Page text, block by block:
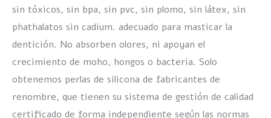
sin tóxicos, sin bpa, sin pvc, sin plomo, sin látex, sin
phathalatos sin cadium. adecuado para masticar la
dentición. No absorben olores, ni apoyan el
crecimiento de moho, hongos o bacteria. Solo
obtenemos perlas de silicona de fabricantes de
renombre, que tienen su sistema de gestión de calidad
certificado de forma independiente según las normas